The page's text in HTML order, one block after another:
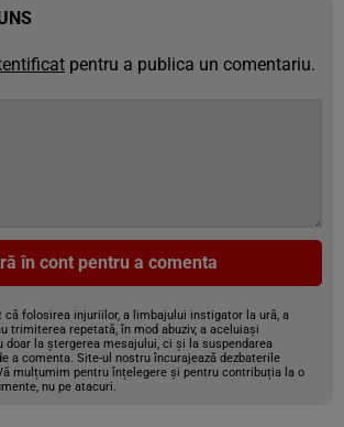
pentru a publica un comentariu.
în cont pentru a comenta
că folosirea injuriilor, a limbajului instigator la ură, a
trimiterea repetată, în mod abuziv, a aceluiași
doar la ștergerea mesajului, ci și la suspendarea
a comenta. Site-ul nostru încurajează dezbaterile
mulțumim pentru înțelegere și pentru contribuția la o
nu pe atacuri.